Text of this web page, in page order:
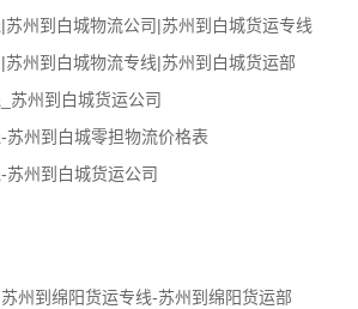
州到白城物流公司|苏州到白城货运专线
州到白城物流专线|苏州到白城货运部
苏州到白城货运公司
苏州到白城零担物流价格表
州到白城货运公司
州到绵阳货运专线-苏州到绵阳货运部